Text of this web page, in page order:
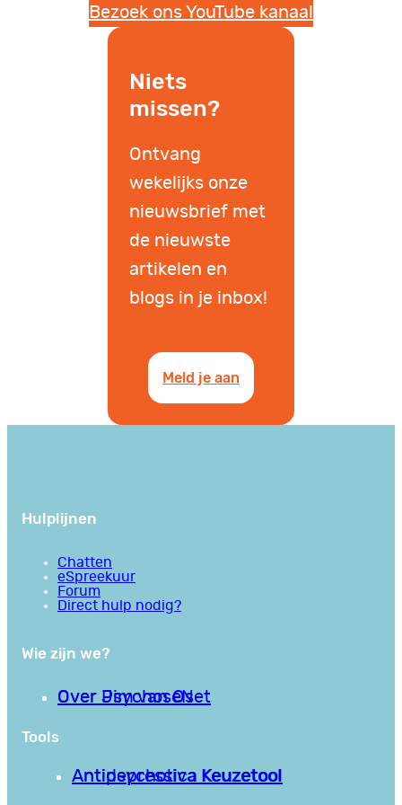
Bezoek ons YouTube kanaal
Niets
missen?
Ontvang
wekelijks onze
nieuwsbrief met
de nieuwste
artikelen en
blogs in je inbox!
Meld je aan
Hulplijnen
Chatten
eSpreekuur
Forum
Direct hulp nodig?
Wie zijn we?
Over PsychoseNet
Over Jim van Os
Tools
Antipsychotica Keuzetool
Antidepressiva Keuzetool